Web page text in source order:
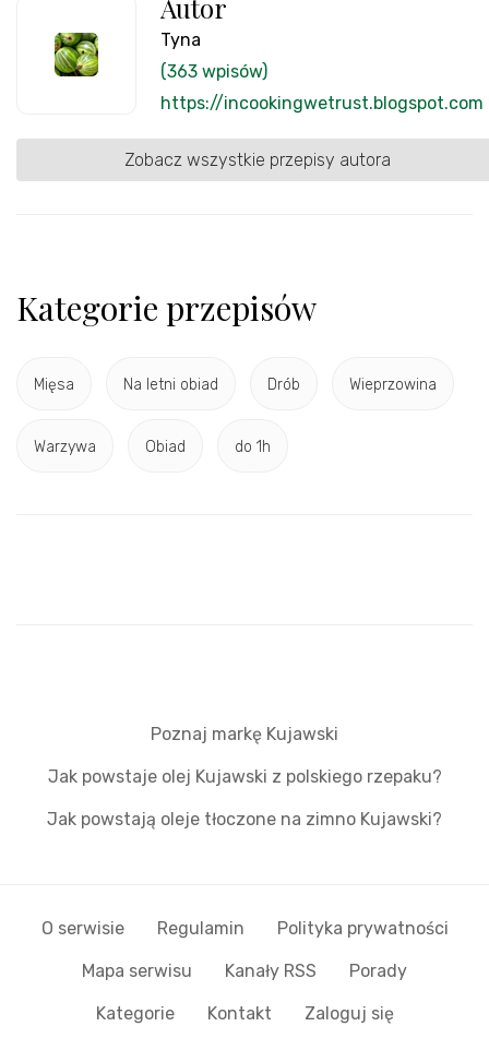
Autor
Tyna
(363 wpisów)
https://incookingwetrust.blogspot.com
Zobacz wszystkie przepisy autora
Kategorie przepisów
Mięsa Na letni obiad Drób Wieprzowina
Warzywa Obiad do 1h
Poznaj markę Kujawski
Jak powstaje olej Kujawski z polskiego rzepaku?
Jak powstają oleje tłoczone na zimno Kujawski?
O serwisie Regulamin Polityka prywatności
Mapa serwisu Kanały RSS Porady
Kategorie Kontakt Zaloguj się